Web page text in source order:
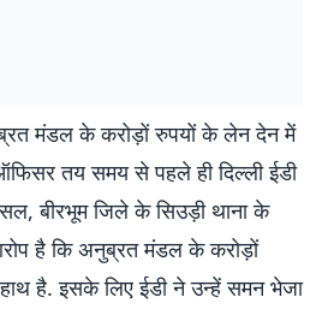
मंडल के करोड़ों रुपयों के लेन देन में
तय समय से पहले ही दिल्ली ईडी
बीरभूम जिले के सिउड़ी थाना के
है कि अनुब्रत मंडल के करोड़ों
है. इसके लिए ईडी ने उन्हें समन भेजा